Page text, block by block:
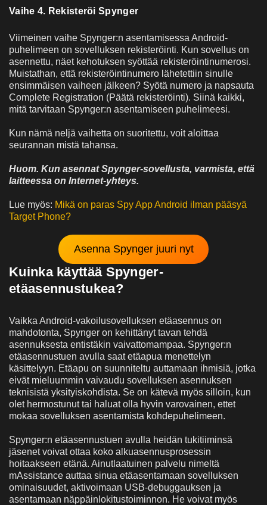
Vaihe 4. Rekisteröi Spynger
Viimeinen vaihe Spynger:n asentamisessa Android-
puhelimeen on sovelluksen rekisteröinti. Kun sovellus on
asennettu, näet kehotuksen syöttää rekisteröintinumerosi.
Muistathan, että rekisteröintinumero lähetettiin sinulle
ensimmäisen vaiheen jälkeen? Syötä numero ja napsauta
Complete Registration (Päätä rekisteröinti). Siinä kaikki,
mitä tarvitaan Spynger:n asentamiseen puhelimeesi.
Kun nämä neljä vaihetta on suoritettu, voit aloittaa
seurannan mistä tahansa.
Huom. Kun asennat Spynger-sovellusta, varmista, että
laitteessa on Internet-yhteys.
Lue myös: Mikä on paras Spy App Android ilman pääsyä
Target Phone?
Asenna Spynger juuri nyt
Kuinka käyttää Spynger-
etäasennustukea?
Vaikka Android-vakoilusovelluksen etäasennus on
mahdotonta, Spynger on kehittänyt tavan tehdä
asennuksesta entistäkin vaivattomampaa. Spynger:n
etäasennustuen avulla saat etäapua menettelyn
käsittelyyn. Etäapu on suunniteltu auttamaan ihmisiä, jotka
eivät mieluummin vaivaudu sovelluksen asennuksen
teknisistä yksityiskohdista. Se on kätevä myös silloin, kun
olet hermostunut tai haluat olla hyvin varovainen, ettet
mokaa sovelluksen asentamista kohdepuhelimeen.
Spynger:n etäasennustuen avulla heidän tukitiiminsä
jäsenet voivat ottaa koko alkuasennusprosessin
hoitaakseen etänä. Ainutlaatuinen palvelu nimeltä
mAssistance auttaa sinua etäasentamaan sovelluksen
ominaisuudet, aktivoimaan USB-debuggauksen ja
asentamaan näppäinlokitustoiminnon. He voivat myös